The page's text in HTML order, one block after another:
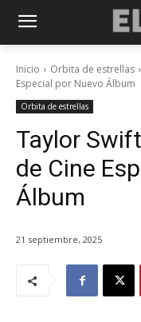
Inicio Orbita de estrellas
Especial por Nuevo Álbum
Orbita de estrellas
Taylor
de Cine
Álbum
21 septiembre, 2025